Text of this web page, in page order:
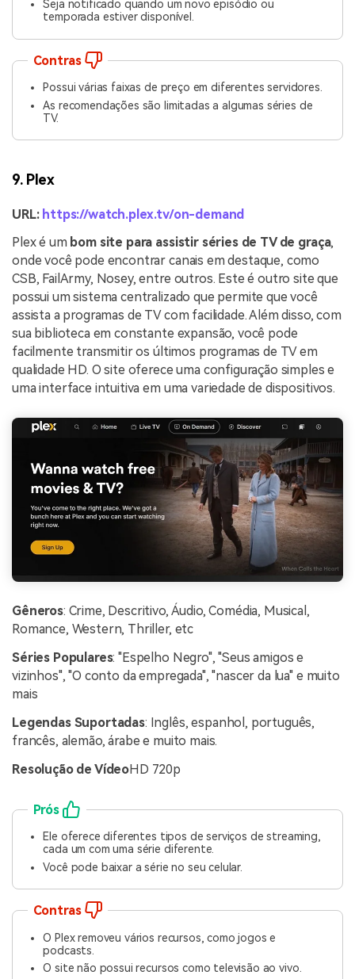
Seja notificado quando um novo episódio ou
temporada estiver disponível.
Contras
Possui várias faixas de preço em diferentes servidores.
As recomendações são limitadas a algumas séries de
TV.
9. Plex
URL: https://watch.plex.tv/on-demand
Plex é um bom site para assistir séries de TV de graça,
onde você pode encontrar canais em destaque, como
CSB, FailArmy, Nosey, entre outros. Este é outro site que
possui um sistema centralizado que permite que você
assista a programas de TV com facilidade. Além disso, com
sua biblioteca em constante expansão, você pode
facilmente transmitir os últimos programas de TV em
qualidade HD. O site oferece uma configuração simples e
uma interface intuitiva em uma variedade de dispositivos.
Gêneros: Crime, Descritivo, Áudio, Comédia, Musical,
Romance, Western, Thriller, etc
Séries Populares: "Espelho Negro", "Seus amigos e
vizinhos", "O conto da empregada", "nascer da lua" e muito
mais
Legendas Suportadas: Inglês, espanhol, português,
francês, alemão, árabe e muito mais.
Resolução de VídeoHD 720p
Prós
Ele oferece diferentes tipos de serviços de streaming,
cada um com uma série diferente.
Você pode baixar a série no seu celular.
Contras
O Plex removeu vários recursos, como jogos e
podcasts.
O site não possui recursos como televisão ao vivo.